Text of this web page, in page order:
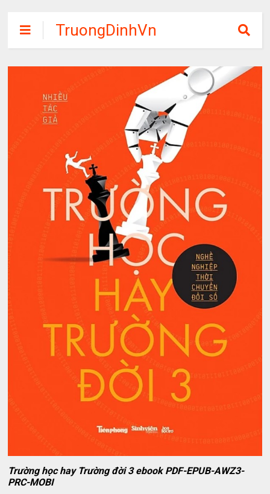
TruongDinhVn
Chia sẽ ebook,
các khóa học,
phần mềm học
tập miễn phí
Trường học hay Trường đời 3 ebook PDF-EPUB-AWZ3-
PRC-MOBI